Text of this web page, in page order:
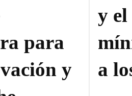
para
y
y
a